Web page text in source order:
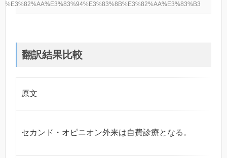
翻訳結果比較
原文
セカンド・オピニオン外来は自費診療となる。